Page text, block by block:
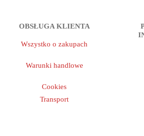
OBSŁUGA KLIENTA
Wszystko o zakupach
Warunki handlowe
Cookies
Transport